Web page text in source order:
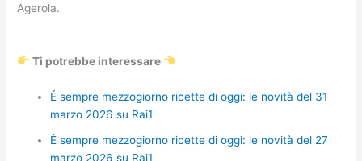
Agerola.
Ti potrebbe interessare
É sempre mezzogiorno ricette di oggi: le novità del 31
marzo 2026 su Rai1
É sempre mezzogiorno ricette di oggi: le novità del 27
marzo 2026 su Rai1